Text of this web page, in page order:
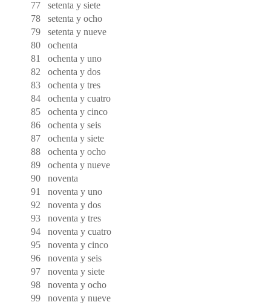
77
setenta y siete
78
setenta y ocho
79
setenta y nueve
80
ochenta
81
ochenta y uno
82
ochenta y dos
83
ochenta y tres
84
ochenta y cuatro
85
ochenta y cinco
86
ochenta y seis
87
ochenta y siete
88
ochenta y ocho
89
ochenta y nueve
90
noventa
91
noventa y uno
92
noventa y dos
93
noventa y tres
94
noventa y cuatro
95
noventa y cinco
96
noventa y seis
97
noventa y siete
98
noventa y ocho
99
noventa y nueve